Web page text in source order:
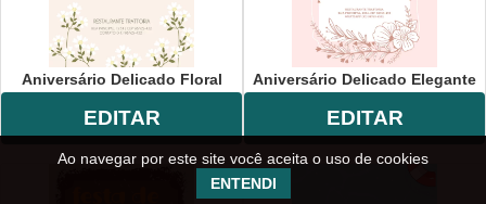
Aniversário Delicado Floral
EDITAR
Aniversário Delicado Elegante
EDITAR
Ao navegar por este site você aceita o uso de cookies
ENTENDI